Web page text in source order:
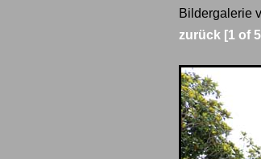
Bildergalerie
zurück [1 of